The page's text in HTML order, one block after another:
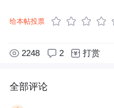
给本帖投票
2248 2 打赏
全部评论